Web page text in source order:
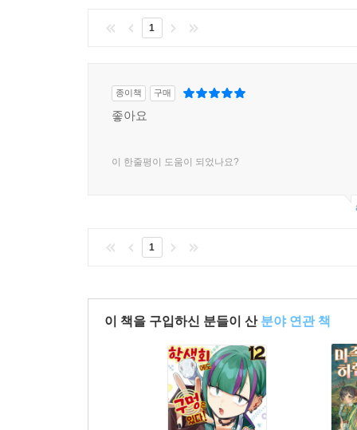
1
종이책 구매
좋아요
이 한줄평이 도움이 되었나요?
1
이 책을 구입하신 분들이 산 분야 연관 책